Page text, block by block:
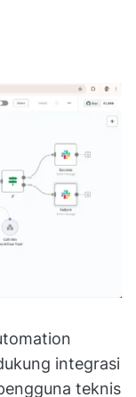
integrasi
teknis